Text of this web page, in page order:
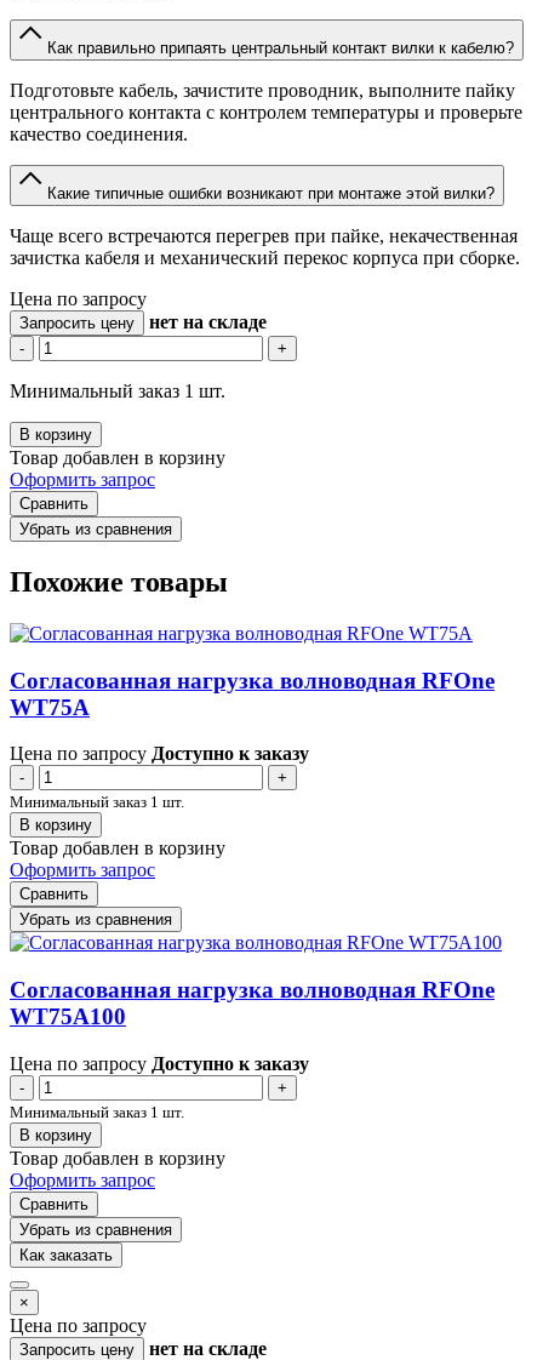
Как правильно припаять центральный контакт вилки к кабелю?
Подготовьте кабель, зачистите проводник, выполните пайку
центрального контакта с контролем температуры и проверьте
качество соединения.
Какие типичные ошибки возникают при монтаже этой вилки?
Чаще всего встречаются перегрев при пайке, некачественная
зачистка кабеля и механический перекос корпуса при сборке.
Цена по запросу
Запросить цену нет на складе
- +
Минимальный заказ 1 шт.
В корзину
Товар добавлен в корзину
Оформить запрос
Сравнить
Убрать из сравнения
Похожие товары
Согласованная нагрузка волноводная RFOne
WT75A
Цена по запросу Доступно к заказу
-
+
Минимальный заказ 1 шт.
В корзину
Товар добавлен в корзину
Оформить запрос
Сравнить
Убрать из сравнения
Согласованная нагрузка волноводная RFOne
WT75A100
Цена по запросу Доступно к заказу
-
+
Минимальный заказ 1 шт.
В корзину
Товар добавлен в корзину
Оформить запрос
Сравнить
Убрать из сравнения
Как заказать
×
Цена по запросу
Запросить цену нет на складе